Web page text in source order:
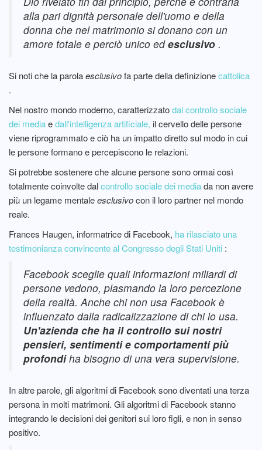
alla pari dignità personale dell'uomo e della
donna che nel matrimonio si donano con un
amore totale e perciò unico edesclusivo .
Si noti che la parolaesclusivofa parte della definizionecattolica
.
Nel nostro mondo moderno, caratterizzatodal controllo sociale
dei mediaedall'intelligenza artificiale, il cervello delle persone
viene riprogrammato e ciò ha un impatto diretto sul modo in cui
le persone formano e percepiscono le relazioni.
Si potrebbe sostenere che alcune persone sono ormai così
totalmente coinvolte dalcontrollo sociale dei mediada non avere
più un legame mentaleesclusivocon il loro partner nel mondo
reale.
Frances Haugen, informatrice di Facebook, ha rilasciato una
testimonianza convincente al Congresso degli Stati Uniti :
Facebook sceglie quali informazioni miliardi di
persone vedono, plasmando la loro percezione
della realtà. Anche chi non usa Facebook è
influenzato dalla radicalizzazione di chi lo usa.
Un'azienda che ha il controllo sui nostri
pensieri, sentimenti e comportamenti più
profondiha bisogno di una vera supervisione.
In altre parole, gli algoritmi di Facebook sono diventati una terza
persona in molti matrimoni. Gli algoritmi di Facebook stanno
integrando le decisioni dei genitori sui loro figli, e non in senso
positivo.